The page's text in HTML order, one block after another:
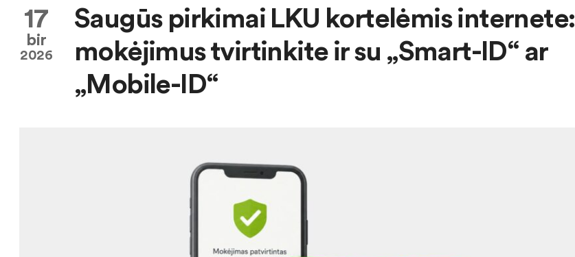
17
bir
2026
Saugūs pirkimai LKU kortelėmis internete:
mokėjimus tvirtinkite ir su „Smart-ID“ ar
„Mobile-ID“